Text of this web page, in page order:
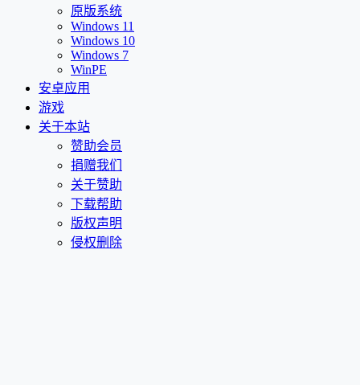
原版系统
Windows 11
Windows 10
Windows 7
WinPE
安卓应用
游戏
关于本站
赞助会员
捐赠我们
关于赞助
下载帮助
版权声明
侵权删除